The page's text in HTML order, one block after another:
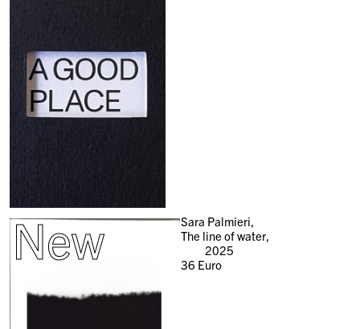
New
Sara Palmieri,
The line of water,
2025
36 Euro